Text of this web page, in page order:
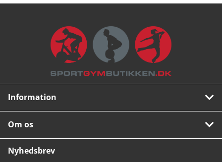
Information
Om os
Nyhedsbrev